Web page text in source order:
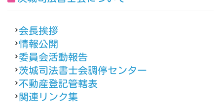
会長挨拶
情報公開
委員会活動報告
茨城司法書士会調停センター
不動産登記管轄表
関連リンク集